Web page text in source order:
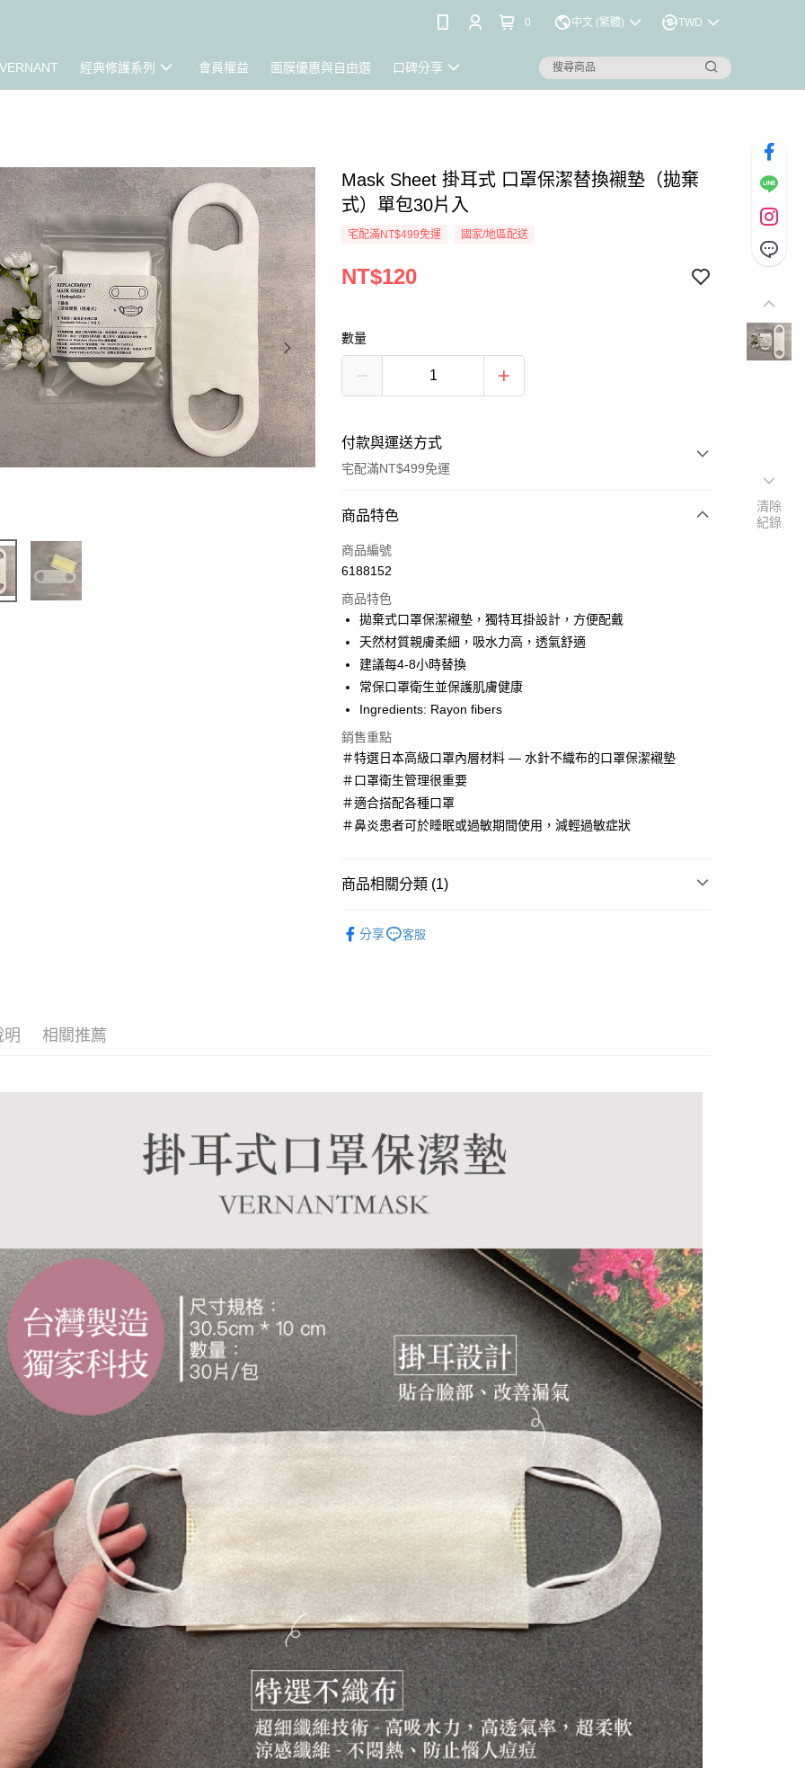
0 中文 (繁體) TWD
經典修護系列 會員權益 面膜優惠與自由選 口碑分享
Mask Sheet 掛耳式 口罩保潔替換襯墊（拋棄
式）單包30片入
宅配滿NT$499免運 國家/地區配送
NT$120
數量
付款與運送方式
宅配滿NT$499免運
付款方式
信用卡一次付款
LINE Pay
Apple Pay
街口支付
悠遊付
Google Pay
AFTEE先享後付
相關說明
【關於「AFTEE先享後付」】
AFTEE先享後付是「在收到商品之後才付款」的支付方式。 讓您購物簡單
２．便利：只要手機號碼，簡訊認證，即可結帳。
【「AFTEE先享後付」結帳流程】
是否繳費成功／繳費後需取消欲退款等相關疑問，請聯繫「AFTEE先享後
【注意事項】
１．透過由恩沛科技股份有限公司提供之「AFTEE先享後付」服務完成之
交易，需依本服務之必要範圍內提供個人資料，並將交易相關給付款項請
２．關於個人資料處理事宜，請瀏覽以下網址：
「AFTEE先享後付」，若未經同意申辦者引起之損失，本公司不負相關責
任。
４．使用「AFTEE先享後付」時，將依據個別帳號之用戶狀況，依本公司
即時審查核予不同之上限額度；若仍有額度不足之情形，本公司將視審查
結果請求用戶進行身份認證。
５．嚴禁一人註冊多個帳號或使用他人資訊註冊。若發現惡意使用之情
形，恩沛科技股份有限公司將有權停止該用戶之使用額度並採取法律行
動。
ATM付款
運送方式
全家取貨付款
宅配離島
海外配送
商品特色
商品編號
6188152
商品特色
拋棄式口罩保潔襯墊，獨特耳掛設計，方便配戴
天然材質親膚柔細，吸水力高，透氣舒適
建議每4-8小時替換
常保口罩衛生並保護肌膚健康
Ingredients: Rayon fibers
銷售重點
＃特選日本高級口罩內層材料 — 水針不織布的口罩保潔襯墊
＃口罩衛生管理很重要
＃適合搭配各種口罩
＃鼻炎患者可於睡眠或過敏期間使用，減輕過敏症狀
商品相關分類 (1)
分享
客服
明 相關推薦
清除
紀錄